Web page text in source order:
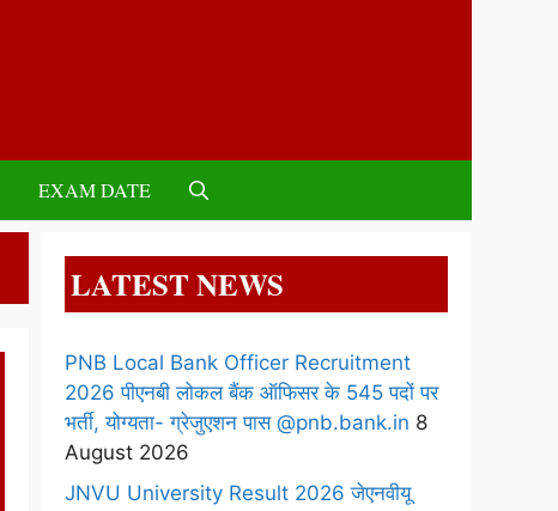
EXAM DATE
LATEST NEWS
PNB Local Bank Officer Recruitment
2026 पीएनबी लोकल बैंक ऑफिसर के 545 पदों पर
भर्ती, योग्यता- ग्रेजुएशन पास @pnb.bank.in 8
August 2026
JNVU University Result 2026 जेएनवीयू